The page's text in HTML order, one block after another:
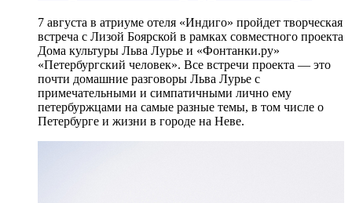
7 августа в атриуме отеля «Индиго» пройдет творческая
встреча с Лизой Боярской в рамках совместного проекта
Дома культуры Льва Лурье и «Фонтанки.ру»
«Петербургский человек». Все встречи проекта — это
почти домашние разговоры Льва Лурье с
примечательными и симпатичными лично ему
петербуржцами на самые разные темы, в том числе о
Петербурге и жизни в городе на Неве.